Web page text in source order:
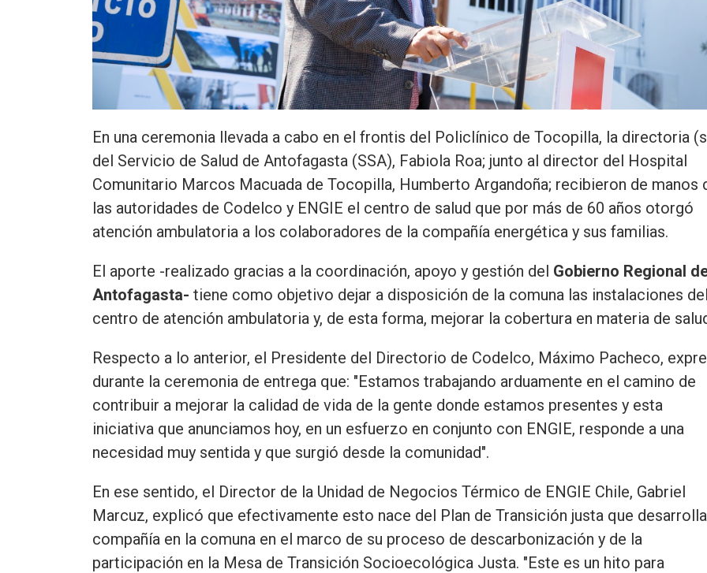
En una ceremonia llevada a cabo en el frontis del Policlínico de Tocopilla, la directoria
del Servicio de Salud de Antofagasta (SSA), Fabiola Roa; junto al director del Hospital
Comunitario Marcos Macuada de Tocopilla, Humberto Argandoña; recibieron de manos
las autoridades de Codelco y ENGIE el centro de salud que por más de 60 años otorgó
atención ambulatoria a los colaboradores de la compañía energética y sus familias.
El aporte -realizado gracias a la coordinación, apoyo y gestión del Gobierno Regional
Antofagasta- tiene como objetivo dejar a disposición de la comuna las instalaciones del
centro de atención ambulatoria y, de esta forma, mejorar la cobertura en materia de
Respecto a lo anterior, el Presidente del Directorio de Codelco, Máximo Pacheco,
durante la ceremonia de entrega que: "Estamos trabajando arduamente en el camino de
contribuir a mejorar la calidad de vida de la gente donde estamos presentes y esta
iniciativa que anunciamos hoy, en un esfuerzo en conjunto con ENGIE, responde a una
necesidad muy sentida y que surgió desde la comunidad".
En ese sentido, el Director de la Unidad de Negocios Térmico de ENGIE Chile, Gabriel
Marcuz, explicó que efectivamente esto nace del Plan de Transición justa que
compañía en la comuna en el marco de su proceso de descarbonización y de la
participación en la Mesa de Transición Socioecológica Justa. "Este es un hito para